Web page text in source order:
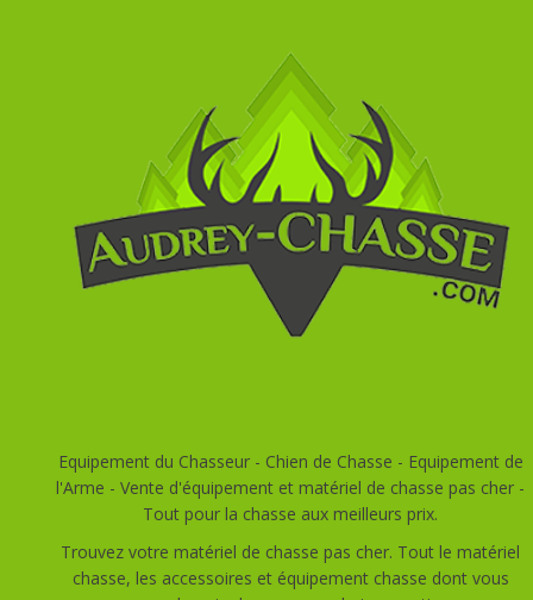
Equipement du Chasseur - Chien de Chasse - Equipement de
l'Arme - Vente d'équipement et matériel de chasse pas cher -
Tout pour la chasse aux meilleurs prix.
Trouvez votre matériel de chasse pas cher. Tout le matériel
chasse, les accessoires et équipement chasse dont vous